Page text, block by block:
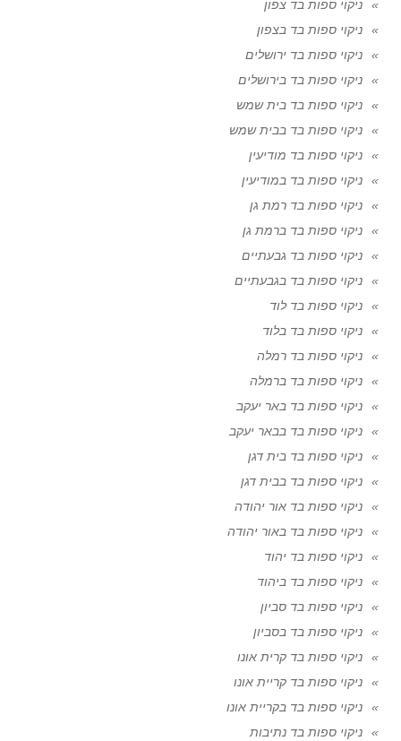
ניקוי ספות בד צפון
ניקוי ספות בד בצפון
ניקוי ספות בד ירושלים
ניקוי ספות בד בירושלים
ניקוי ספות בד בית שמש
ניקוי ספות בד בבית שמש
ניקוי ספות בד מודיעין
ניקוי ספות בד במודיעין
ניקוי ספות בד רמת גן
ניקוי ספות בד ברמת גן
ניקוי ספות בד גבעתיים
ניקוי ספות בד בגבעתיים
ניקוי ספות בד לוד
ניקוי ספות בד בלוד
ניקוי ספות בד רמלה
ניקוי ספות בד ברמלה
ניקוי ספות בד באר יעקב
ניקוי ספות בד בבאר יעקב
ניקוי ספות בד בית דגן
ניקוי ספות בד בבית דגן
ניקוי ספות בד אור יהודה
ניקוי ספות בד באור יהודה
ניקוי ספות בד יהוד
ניקוי ספות בד ביהוד
ניקוי ספות בד סביון
ניקוי ספות בד בסביון
ניקוי ספות בד קרית אונו
ניקוי ספות בד קריית אונו
ניקוי ספות בד בקריית אונו
ניקוי ספות בד נתיבות